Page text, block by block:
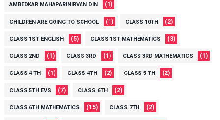
AMBEDKAR MAHAPARINIRVAN DIN (1)
CHILDREN ARE GOING TO SCHOOL (1) CLASS 10TH (2)
CLASS 1ST ENGLISH (5) CLASS 1ST MATHEMATICS (3)
CLASS 2ND (1) CLASS 3RD (1) CLASS 3RD MATHEMATICS (1)
CLASS 4 TH (1) CLASS 4TH (2) CLASS 5 TH (2)
CLASS 5TH EVS (7) CLASS 6TH (2)
CLASS 6TH MATHEMATICS (15) CLASS 7TH (2)